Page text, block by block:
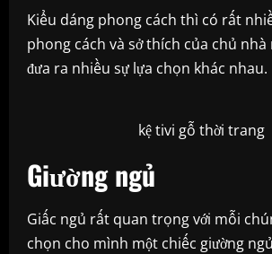
Kiểu dáng phong cách thì có rất
phong cách và sở thích của chủ
đưa ra nhiều sự lựa chọn khác nhau.
kệ tivi gỗ thời trang
Giường ngủ
Giấc ngủ rất quan trọng với mỗi
chọn cho mình một chiếc giường